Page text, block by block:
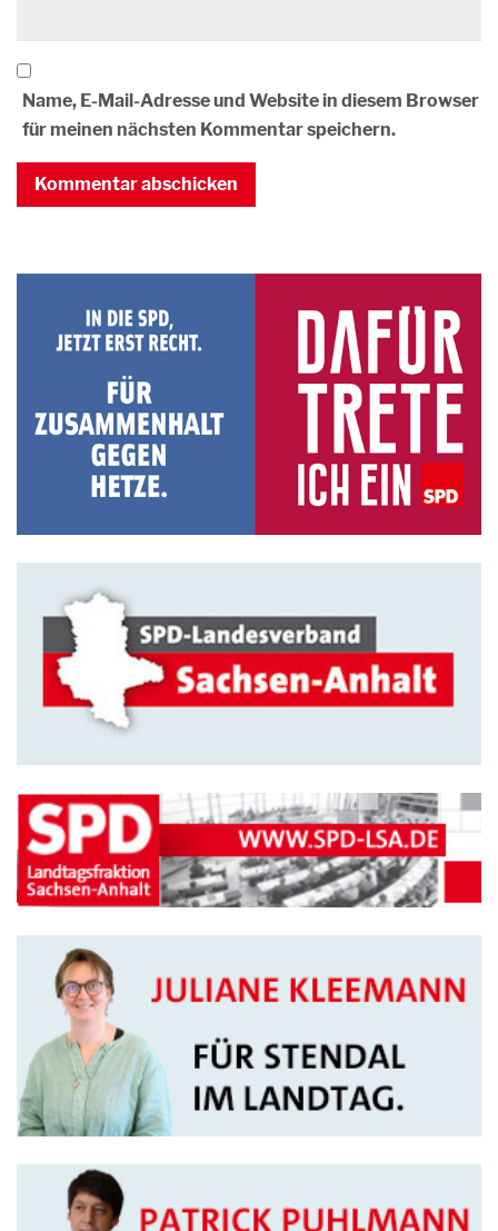
Name, E-Mail-Adresse und Website in diesem Browser
für meinen nächsten Kommentar speichern.